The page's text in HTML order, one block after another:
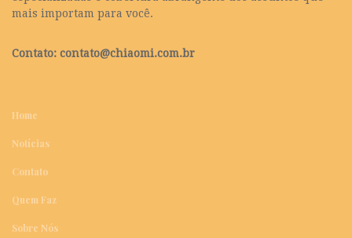
mais importam para você.
Contato: contato@chiaomi.com.br
Home
Notícias
Contato
Quem Faz
Sobre Nós